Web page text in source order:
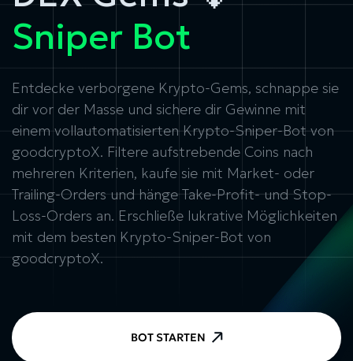
Sniper Bot
Entdecke verborgene Krypto-Gems, schnappe sie
dir vor der Masse und sichere dir Gewinne mit
einem vollautomatisierten Krypto-Sniper-Bot von
goodcryptoX. Filtere aufstrebende Coins nach
mehreren Kriterien, kaufe sie mit Market- oder
Trailing-Orders und hänge Take-Profit- und Stop-
Loss-Orders an. Erschließe lukrative Möglichkeiten
mit dem besten Krypto-Sniper-Bot von
goodcryptoX.
BOT STARTEN